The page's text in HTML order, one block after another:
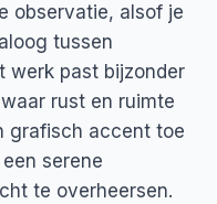
observatie, alsof je
tussen
werk past bijzonder
rust en ruimte
grafisch accent toe
serene
te overheersen.